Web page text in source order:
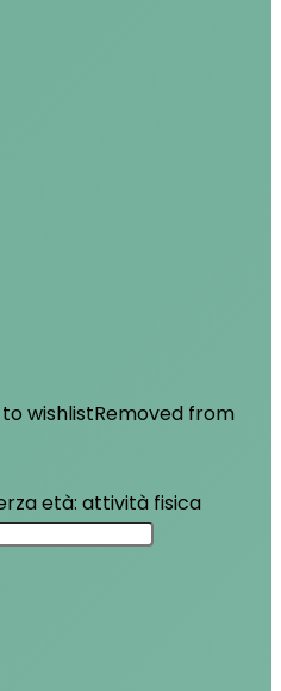
wishlistRemoved from
età: attività fisica